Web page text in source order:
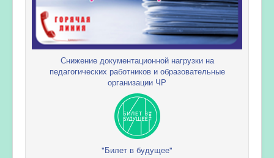
Снижение документационной нагрузки на
педагогических работников и образовательные
организации ЧР
"Билет в будущее"